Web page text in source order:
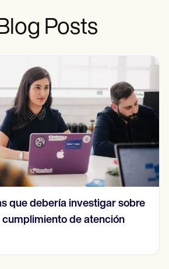
Posts
que debería investigar sobre
cumplimiento de atención